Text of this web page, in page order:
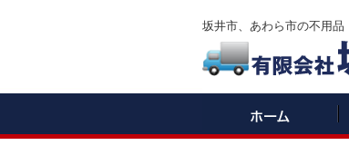
坂井市、あわら市の不用品